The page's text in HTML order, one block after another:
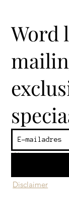
Algemene
Klantenservice
Disclaimer
Word